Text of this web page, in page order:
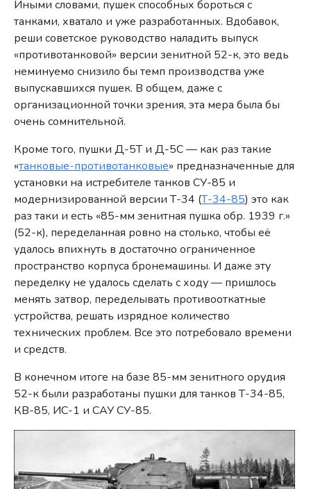
Иными словами, пушек способных бороться с
танками, хватало и уже разработанных. Вдобавок,
реши советское руководство наладить выпуск
«противотанковой» версии зенитной 52-к, это ведь
неминуемо снизило бы темп производства уже
выпускавшихся пушек. В общем, даже с
организационной точки зрения, эта мера была бы
очень сомнительной.
Кроме того, пушки Д-5Т и Д-5С — как раз такие
«танковые-противотанковые» предназначенные для
установки на истребителе танков СУ-85 и
модернизированной версии Т-34 (Т-34-85) это как
раз таки и есть «85-мм зенитная пушка обр. 1939 г.»
(52-к), переделанная ровно на столько, чтобы её
удалось впихнуть в достаточно ограниченное
пространство корпуса бронемашины. И даже эту
переделку не удалось сделать с ходу — пришлось
менять затвор, переделывать противооткатные
устройства, решать изрядное количество
технических проблем. Все это потребовало времени
и средств.
В конечном итоге на базе 85-мм зенитного орудия
52-к были разработаны пушки для танков Т-34-85,
КВ-85, ИС-1 и САУ СУ-85.